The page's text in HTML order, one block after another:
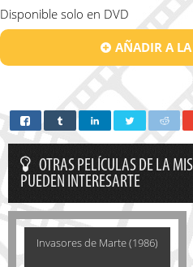
Disponible solo en DVD
AÑADIR A
OTRAS PELÍCULAS DE LA
PUEDEN INTERESARTE
Invasores de Marte (1986)